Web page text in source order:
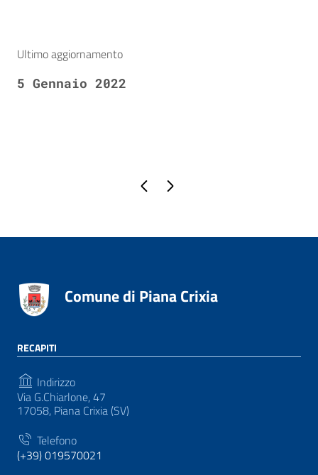
Ultimo aggiornamento
5 Gennaio 2022
Pagina precedente
Comune di Piana Crixia
RECAPITI
Indirizzo
Via G.Chiarlone, 47
17058, Piana Crixia (SV)
Telefono
(+39) 019570021